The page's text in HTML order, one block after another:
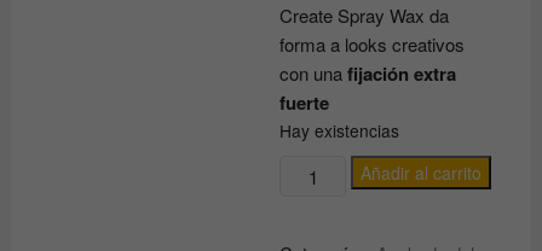
Create Spray Wax da
forma a looks creativos
con unafijación extra
fuerte
Hay existencias
Cera
Añadir al carrito